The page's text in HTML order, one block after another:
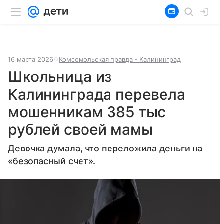
16 марта 2026 Комсомольская правда - Калининград
Школьница из
Калининграда перевела
мошенникам 385 тыс
рублей своей мамы
Девочка думала, что переложила деньги на
«безопасный счет».